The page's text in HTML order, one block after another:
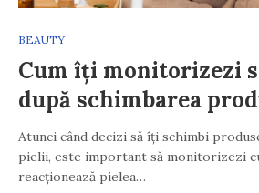
BEAUTY
Cum îți monitorizezi
după schimbarea
Atunci când decizi să îți schimbi
pielii, este important să monitorizezi
reacționează pielea…